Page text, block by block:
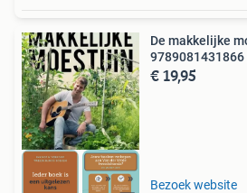
De makkelijke
€ 19,95
Bezoek website